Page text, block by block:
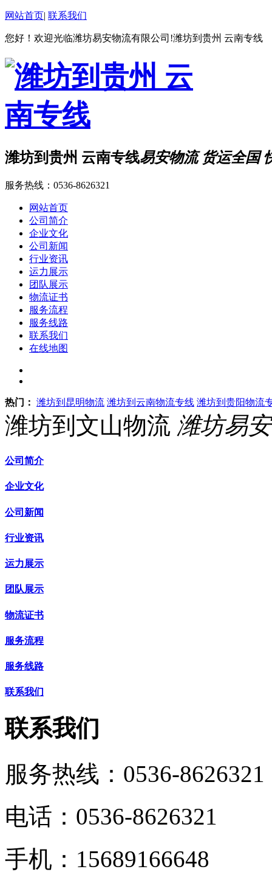
网站首页| 联系我们
您好！欢迎光临潍坊易安物流有限公司!潍坊到贵州 云南专线
潍坊到贵州 云南专线易安物流 货运全国
服务热线： 0536-8626321
网站首页
公司简介
企业文化
公司新闻
行业资讯
运力展示
团队展示
物流证书
服务流程
服务线路
联系我们
在线地图
热门： 潍坊到昆明物流 潍坊到云南物流专线 潍坊到贵阳物流
潍坊到文山物流 潍坊易
公司简介
企业文化
公司新闻
行业资讯
运力展示
团队展示
物流证书
服务流程
服务线路
联系我们
联系我们
服务热线： 0536-8626321
电话：0536-8626321
手机：15689166648